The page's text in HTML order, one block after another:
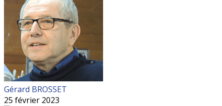
Gérard BROSSET
25 février 2023